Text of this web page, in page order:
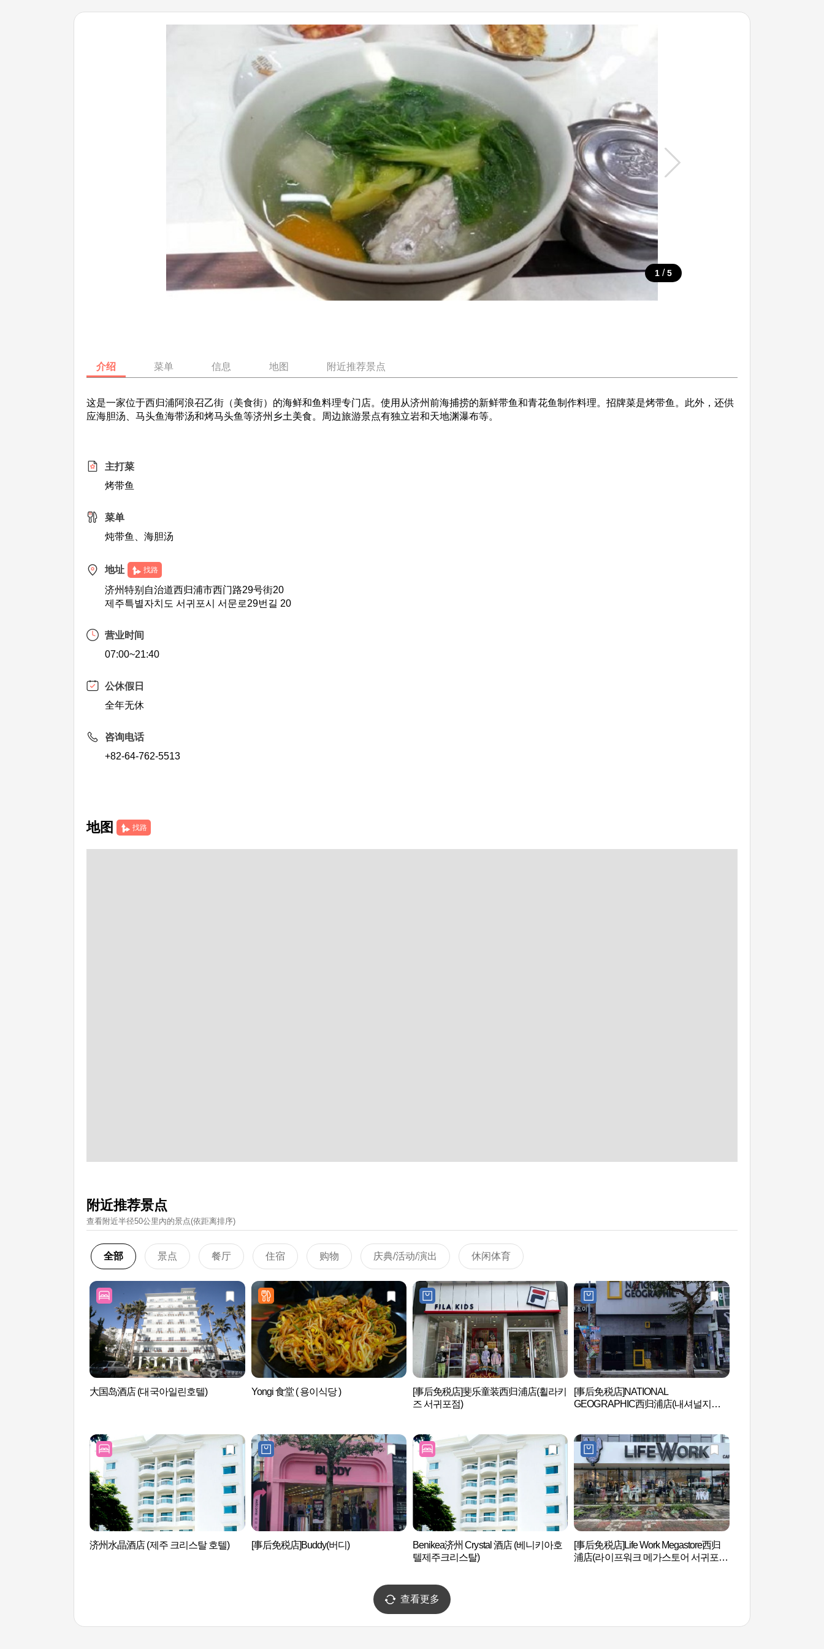
1 / 5
介绍 菜单 信息 地图 附近推荐景点
这是一家位于西归浦阿浪召乙街（美食街）的海鲜和鱼料理专门店。使用从济州前海捕捞的新鲜带鱼和青花鱼制作料理。招牌菜是烤带鱼。此外，还供
应海胆汤、马头鱼海带汤和烤马头鱼等济州乡土美食。周边旅游景点有独立岩和天地渊瀑布等。
主打菜
烤带鱼
菜单
炖带鱼、海胆汤
地址 找路
济州特别自治道西归浦市西门路29号街20
제주특별자치도 서귀포시 서문로29번길 20
营业时间
07:00~21:40
公休假日
全年无休
咨询电话
+82-64-762-5513
地图 找路
附近推荐景点
查看附近半径50公里內的景点(依距离排序)
全部 景点 餐厅 住宿 购物 庆典/活动/演出 休闲体育
大国岛酒店 (대국아일린호텔) Yongi 食堂 ( 용이식당 )
[事后免税店]斐乐童装西归浦店(휠라키
즈 서귀포점)
[事后免税店]NATIONAL
GEOGRAPHIC西归浦店(내셔널지오
济州水晶酒店 (제주 크리스탈 호텔) [事后免税店]Buddy(버디)
Benikea济州 Crystal 酒店 (베니키아호
텔제주크리스탈)
[事后免税店]Life Work Megastore西归
浦店(라이프워크 메가스토어 서귀포
查看更多